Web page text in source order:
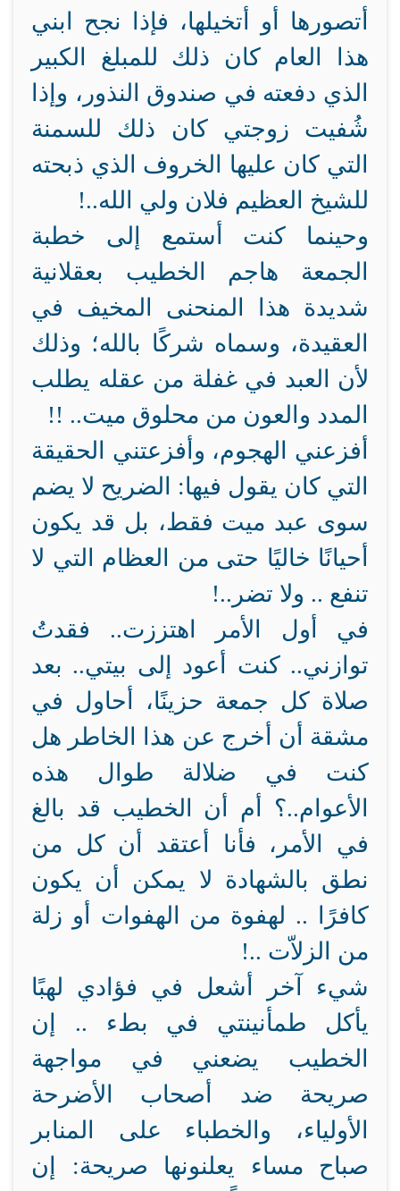
أتصورها أو أتخيلها، فإذا نجح ابني
هذا العام كان ذلك للمبلغ الكبير
الذي دفعته في صندوق النذور، وإذا
شُفيت زوجتي كان ذلك للسمنة
التي كان عليها الخروف الذي ذبحته
للشيخ العظيم فلان ولي الله..!
وحينما كنت أستمع إلى خطبة
الجمعة هاجم الخطيب بعقلانية
شديدة هذا المنحنى المخيف في
العقيدة، وسماه شركًا بالله؛ وذلك
لأن العبد في غفلة من عقله يطلب
المدد والعون من محلوق ميت.. !!
أفزعني الهجوم، وأفزعتني الحقيقة
التي كان يقول فيها: الضريح لا يضم
سوى عبد ميت فقط، بل قد يكون
أحيانًا خاليًا حتى من العظام التي لا
تنفع .. ولا تضر..!
في أول الأمر اهتززت.. فقدتُ
توازني.. كنت أعود إلى بيتي.. بعد
صلاة كل جمعة حزينًا، أحاول في
مشقة أن أخرج عن هذا الخاطر هل
كنت في ضلالة طوال هذه
الأعوام..؟ أم أن الخطيب قد بالغ
في الأمر، فأنا أعتقد أن كل من
نطق بالشهادة لا يمكن أن يكون
كافرًا .. لهفوة من الهفوات أو زلة
من الزلاّت ..!
شيء آخر أشعل في فؤادي لهبًا
يأكل طمأنينتي في بطء .. إن
الخطيب يضعني في مواجهة
صريحة ضد أصحاب الأضرحة
الأولياء، والخطباء على المنابر
صباح مساء يعلنونها صريحة: إن